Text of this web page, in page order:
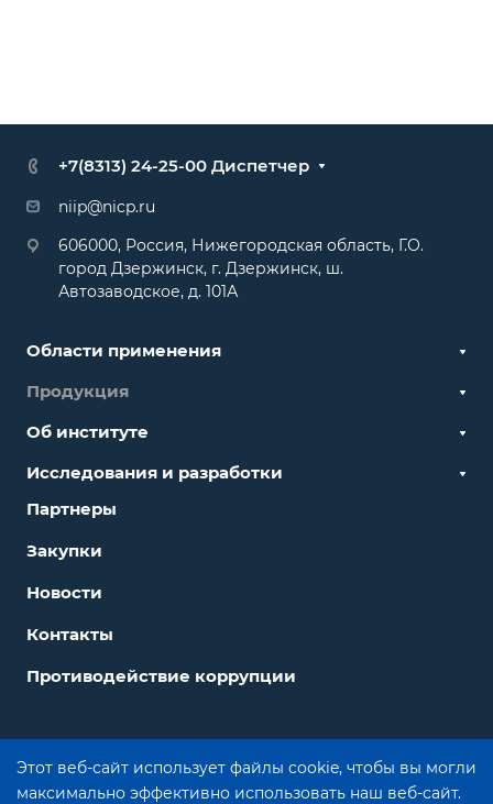
+7(8313) 24-25-00 Диспетчер
niip@nicp.ru
606000, Россия, Нижегородская область, Г.О.
город Дзержинск, г. Дзержинск, ш.
Автозаводское, д. 101А
Области применения
Продукция
Об институте
Исследования и разработки
Партнеры
Закупки
Новости
Контакты
Противодействие коррупции
Политика обработки персональных данных
Этот веб-сайт использует файлы cookie, чтобы вы могли
максимально эффективно использовать наш веб-сайт.